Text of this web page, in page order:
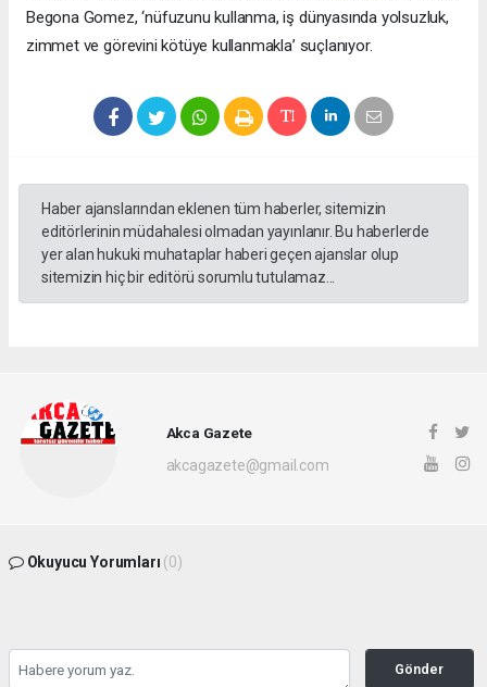
Begona Gomez, ‘nüfuzunu kullanma, iş dünyasında yolsuzluk,
zimmet ve görevini kötüye kullanmakla’ suçlanıyor.
Haber ajanslarından eklenen tüm haberler, sitemizin
editörlerinin müdahalesi olmadan yayınlanır. Bu haberlerde
yer alan hukuki muhataplar haberi geçen ajanslar olup
sitemizin hiç bir editörü sorumlu tutulamaz...
Akca Gazete
akcagazete@gmail.com
Okuyucu Yorumları (0)
Gönder